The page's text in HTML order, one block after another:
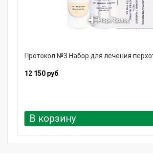
Протокол №3 Набор для лечения
12 150 руб
В корзину